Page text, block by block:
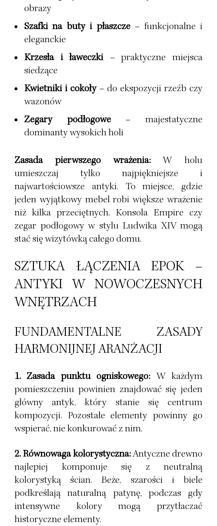
obrazy
Szafki na buty i płaszcze– funkcjonalne i
eleganckie
Krzesła i ławeczki– praktyczne miejsca
siedzące
Kwietniki i cokoły– do ekspozycji rzeźb czy
wazonów
Zegary podłogowe– majestatyczne
dominanty wysokich holi
Zasada pierwszego wrażenia:W holu
umieszczaj tylko najpiękniejsze i
najwartościowsze antyki. To miejsce, gdzie
jeden wyjątkowy mebel robi większe wrażenie
niż kilka przeciętnych. Konsola Empire czy
zegar podłogowy w stylu Ludwika XIV mogą
stać się wizytówką całego domu.
SZTUKA ŁĄCZENIA EPOK –
ANTYKI W NOWOCZESNYCH
WNĘTRZACH
FUNDAMENTALNE ZASADY
HARMONIJNEJ ARANŻACJI
1. Zasada punktu ogniskowego: W każdym
pomieszczeniu powinien znajdować się jeden
główny antyk, który stanie się centrum
kompozycji. Pozostałe elementy powinny go
wspierać, nie konkurować z nim.
2. Równowaga kolorystyczna:Antyczne drewno
najlepiej komponuje się z neutralną
kolorystyką ścian. Beże, szarości i biele
podkreślają naturalną patynę, podczas gdy
intensywne kolory mogą przytłaczać
historyczne elementy.